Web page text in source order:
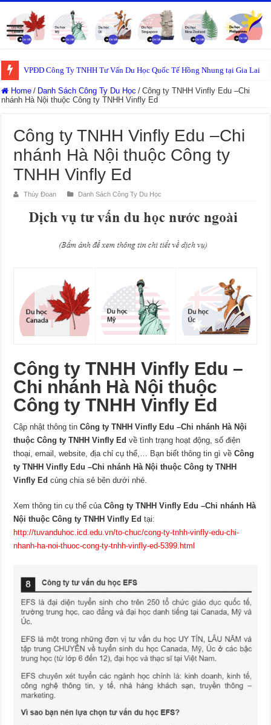
VPĐD Công Ty TNHH Tư Vấn Du Học Quốc Tế Hồng Nhung tại Gia Lai
Home / Danh Sách Công Ty Du Học / Công ty TNHH Vinfly Edu –Chi
nhánh Hà Nội thuộc Công ty TNHH Vinfly Ed
Công ty TNHH Vinfly Edu –Chi
nhánh Hà Nội thuộc Công ty
TNHH Vinfly Ed
Thúy Đoan Danh Sách Công Ty Du Học
Công ty TNHH Vinfly Edu –
Chi nhánh Hà Nội thuộc
Công ty TNHH Vinfly Ed
Cập nhật thông tinCông ty TNHH Vinfly Edu –Chi nhánh Hà Nội
thuộc Công ty TNHH Vinfly Ed về tình trạng hoạt động, số điện
thoại, email, website, địa chỉ cụ thể,… Bạn biết thông tin gì vềCông
ty TNHH Vinfly Edu –Chi nhánh Hà Nội thuộc Công ty TNHH
Vinfly Ed cùng chia sẻ bên dưới nhé.
Xem thông tin cụ thể củaCông ty TNHH Vinfly Edu –Chi nhánh Hà
Nội thuộc Công ty TNHH Vinfly Ed tại:
http://tuvanduhoc.icd.edu.vn/to-chuc/cong-ty-tnhh-vinfly-edu-chi-
nhanh-ha-noi-thuoc-cong-ty-tnhh-vinfly-ed-5399.html